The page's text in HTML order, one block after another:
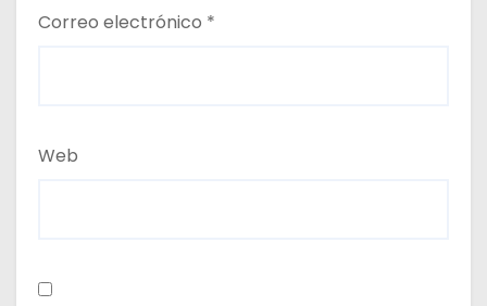
Correo electrónico *
Web